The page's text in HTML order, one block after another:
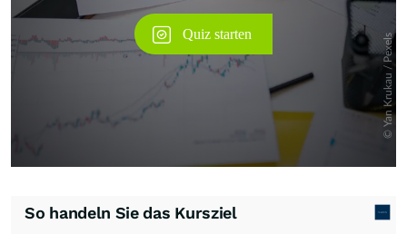
So handeln Sie das Kursziel